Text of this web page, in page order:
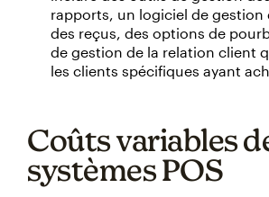
rapports, un logiciel de gestion
des reçus, des options de
de gestion de la relation client
les clients spécifiques ayant
Coûts variables
systèmes POS